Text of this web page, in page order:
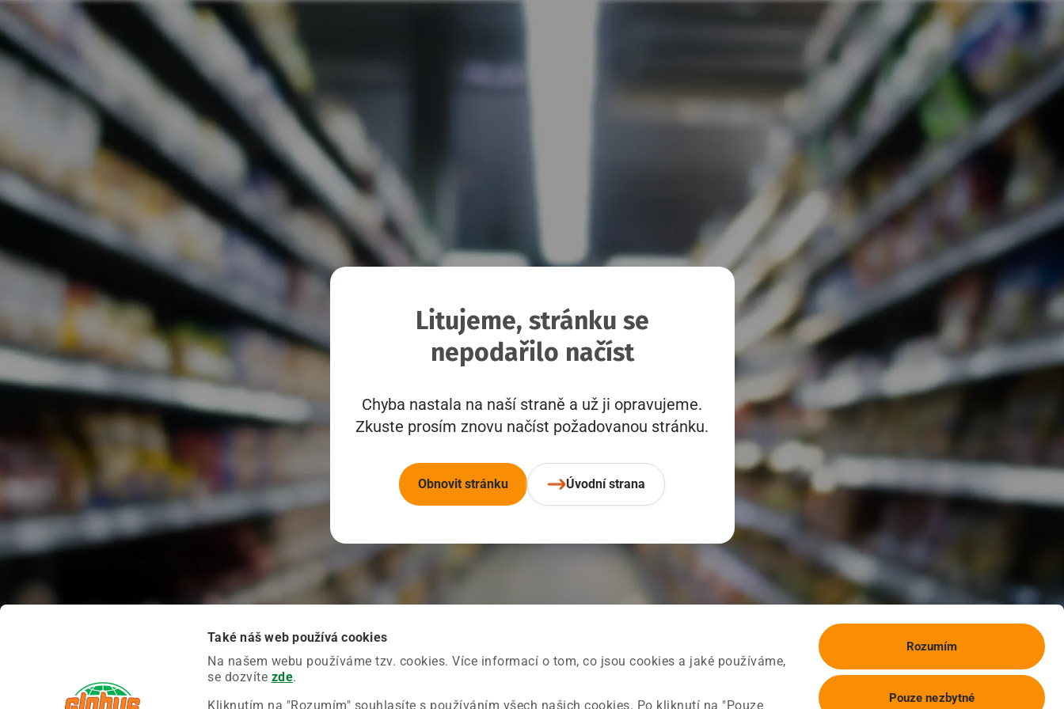
Také náš web používá cookies
Na našem webu používáme tzv. cookies. Více informací o tom, co jsou cookies a jaké používáme,
se dozvíte zde.
Kliknutím na "Rozumím" souhlasíte s používáním všech našich cookies. Po kliknutí na "Pouze
Rozumím
Pouze nezbytné
Litujeme, stránku se
nepodařilo načíst
Chyba nastala na naší straně a už ji opravujeme.
Zkuste prosím znovu načíst požadovanou stránku.
Obnovit stránku Úvodní strana